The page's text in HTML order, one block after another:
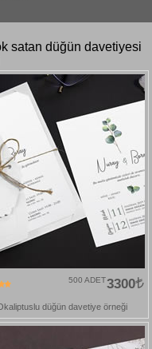
satan düğün davetiyesi
3300
500 ADET
düğün davetiye örneği